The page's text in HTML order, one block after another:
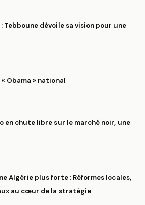
Tebboune dévoile sa vision pour une
Obama » national
en chute libre sur le marché noir, une
Algérie plus forte : Réformes locales,
au cœur de la stratégie